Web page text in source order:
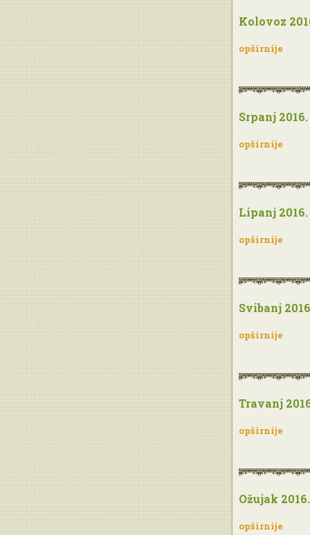
Kolovoz
opširnije
Srpanj 2016.
opširnije
Lipanj 2016.
opširnije
Svibanj
opširnije
Travanj
opširnije
Ožujak 2016.
opširnije